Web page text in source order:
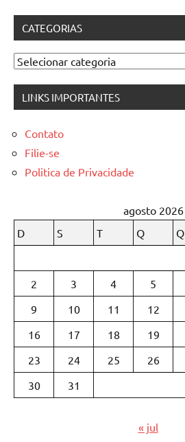
CATEGORIAS
Categorias
LINKS IMPORTANTES
Contato
Filie-se
Politica de Privacidade
agosto 2026
D
S T Q Q
2
3 4 5
9
10 11 12
16
17 18 19
23
24 25 26
30
31
« jul